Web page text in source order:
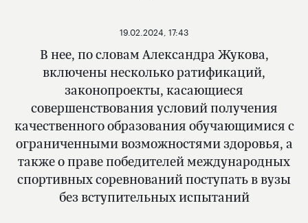
В нее, по словам Александра Жукова,
включены несколько ратификаций,
законопроекты, касающиеся
совершенствования условий получения
качественного образования обучающимися с
ограниченными возможностями здоровья, а
также о праве победителей международных
спортивных соревнований поступать в вузы
без вступительных испытаний
19.02.2024, 17:43